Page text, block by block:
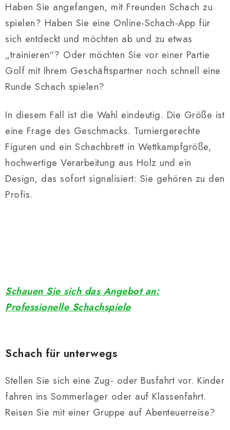
Haben Sie angefangen, mit Freunden Schach zu
spielen? Haben Sie eine Online-Schach-App für
sich entdeckt und möchten ab und zu etwas
„trainieren“? Oder möchten Sie vor einer Partie
Golf mit Ihrem Geschäftspartner noch schnell eine
Runde Schach spielen?
In diesem Fall ist die Wahl eindeutig. Die Größe ist
eine Frage des Geschmacks. Turniergerechte
Figuren und ein Schachbrett in Wettkampfgröße,
hochwertige Verarbeitung aus Holz und ein
Design, das sofort signalisiert: Sie gehören zu den
Profis.
Schauen Sie sich das Angebot an:
Professionelle Schachspiele
Schach für unterwegs
Stellen Sie sich eine Zug- oder Busfahrt vor. Kinder
fahren ins Sommerlager oder auf Klassenfahrt.
Reisen Sie mit einer Gruppe auf Abenteuerreise?